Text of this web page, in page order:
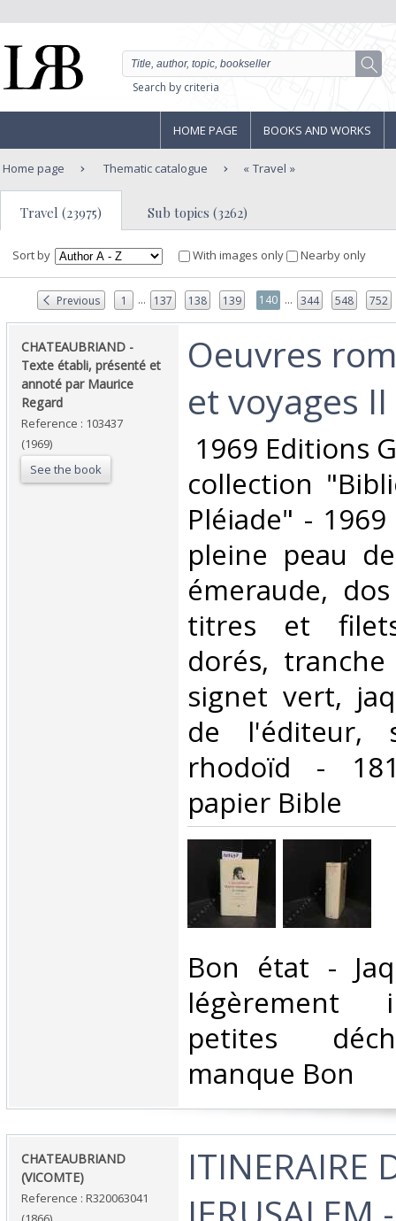
Search by criteria
HOME PAGE BOOKS AND WORKS
Home page Thematic catalogue Travel
Travel (23975) Sub topics (3262)
Sort by With images only Nearby only
Previous 1 ... 137 138 139 140 ... 344 548 752
‎CHATEAUBRIAND -
Texte établi, présenté et
annoté par Maurice
Regard‎
Reference : 103437
(1969)
See the book
‎Oeuvres
et voyages II‎
1969 Editions
collection
Pléiade" -
pleine peau
émeraude,
titres et
dorés,
signet vert,
de l'éditeur,
rhodoïd -
papier Bible‎
‎Bon état -
légèrement
petites
manque Bon ‎
‎CHATEAUBRIAND
(VICOMTE)‎
Reference : R320063041
‎ITINERAIRE